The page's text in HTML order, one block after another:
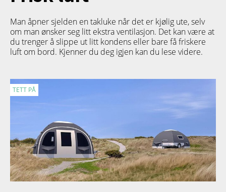
Man åpner sjelden en takluke når det er kjølig ute, selv
om man ønsker seg litt ekstra ventilasjon. Det kan være at
du trenger å slippe ut litt kondens eller bare få friskere
luft om bord. Kjenner du deg igjen kan du lese videre.
TETT PÅ